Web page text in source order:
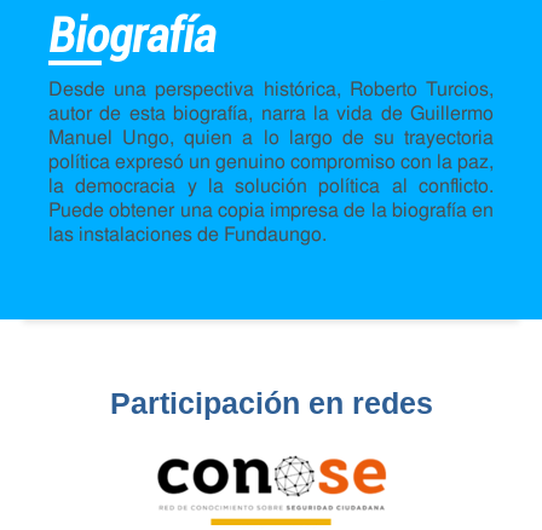
Biografía
Desde una perspectiva histórica, Roberto Turcios,
autor de esta biografía, narra la vida de Guillermo
Manuel Ungo, quien a lo largo de su trayectoria
política expresó un genuino compromiso con la paz,
la democracia y la solución política al conflicto.
Puede obtener una copia impresa de la biografía en
las instalaciones de Fundaungo.
Participación en redes